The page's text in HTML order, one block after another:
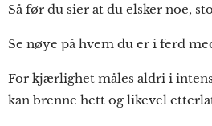
Så før du sier at du elsker noe,
Se nøye på hvem du er i ferd
For kjærlighet måles aldri i
kan brenne hett og likevel